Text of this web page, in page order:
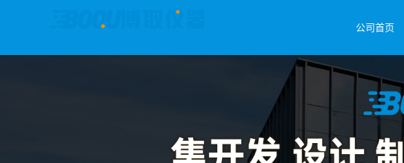
公司首页